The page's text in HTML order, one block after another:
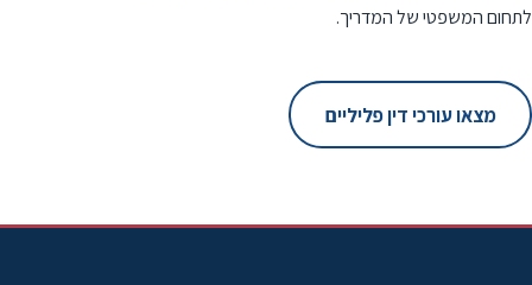
לתחום המשפטי של המדריך.
מצאו עורכי דין פליליים